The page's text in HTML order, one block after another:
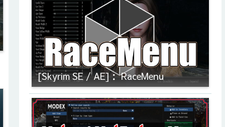
[Skyrim SE / AE]： RaceMenu